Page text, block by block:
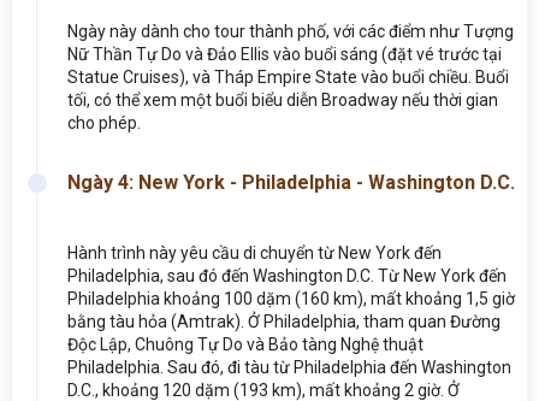
Ngày này dành cho tour thành phố, với các điểm như Tượng
Nữ Thần Tự Do và Đảo Ellis vào buổi sáng (đặt vé trước tại
Statue Cruises), và Tháp Empire State vào buổi chiều. Buổi
tối, có thể xem một buổi biểu diễn Broadway nếu thời gian
cho phép.
Ngày 4: New York - Philadelphia - Washington D.C.
Hành trình này yêu cầu di chuyển từ New York đến
Philadelphia, sau đó đến Washington D.C. Từ New York đến
Philadelphia khoảng 100 dặm (160 km), mất khoảng 1,5 giờ
bằng tàu hỏa (Amtrak). Ở Philadelphia, tham quan Đường
Độc Lập, Chuông Tự Do và Bảo tàng Nghệ thuật
Philadelphia. Sau đó, đi tàu từ Philadelphia đến Washington
D.C., khoảng 120 dặm (193 km), mất khoảng 2 giờ. Ở